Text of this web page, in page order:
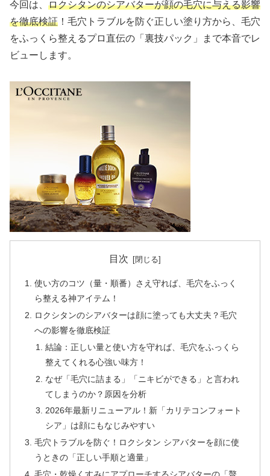
今回は、 ロクシタンのシアバターが顔の毛穴に与える影響
を徹底検証 ！毛穴トラブルを防ぐ正しい塗り方から、毛穴
をふっくら整えるプロ直伝の「裏技パック」まで本音でレ
ビューします。
目次
使い方のコツ（量・順番）さえ守れば、毛穴をふっく
ら整える神アイテム！
ロクシタンのシアバターは顔に塗っても大丈夫？毛穴
への影響を徹底検証
結論：正しい量と使い方を守れば、毛穴をふっくら
整えてくれる心強い味方！
なぜ「毛穴に詰まる」「ニキビができる」と言われ
てしまうのか？原因を分析
2026年最新リニューアル！新「カリテコンフォート
シア」は顔にもなじみやすい
毛穴トラブルを防ぐ！ロクシタン シアバターを顔に使
うときの「正しい手順と適量」